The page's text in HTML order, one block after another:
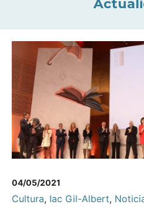
04/05/2021
Cultura, Iac Gil-Albert,